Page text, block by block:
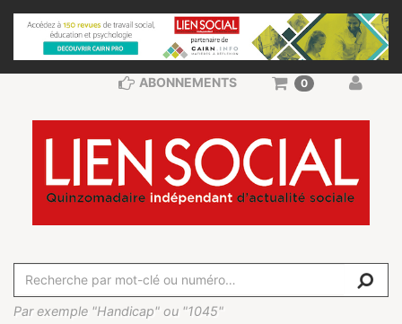
Par exemple "Handicap" ou "1045"
ABONNEMENTS 0